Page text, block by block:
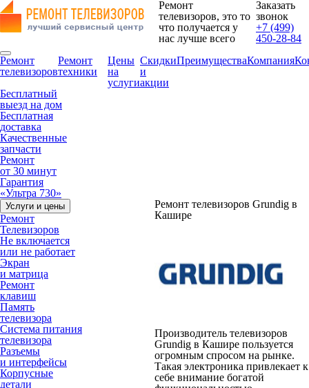
Ремонт
телевизоров, это то
что получается у
нас лучше всего
Заказать
звонок
+7 (499)
450-28-84
Ремонт
телевизоров
Ремонт
техники
Цены
на
услуги
Скидки
и
акции
ПреимуществаКомпания
Бесплатный
выезд на дом
Бесплатная
доставка
Качественные
запчасти
Ремонт
от 30 минут
Гарантия
«Ультра 730»
Услуги и цены
Ремонт
Телевизоров
Не включается
или не работает
Экран
и матрица
Ремонт
клавиш
Память
телевизора
Система питания
телевизора
Разъемы
и интерфейсы
Корпусные
детали
Ремонт телевизоров Grundig в
Кашире
Производитель телевизоров
Grundig в Кашире пользуется
огромным спросом на рынке.
Такая электроника привлекает к
себе внимание богатой